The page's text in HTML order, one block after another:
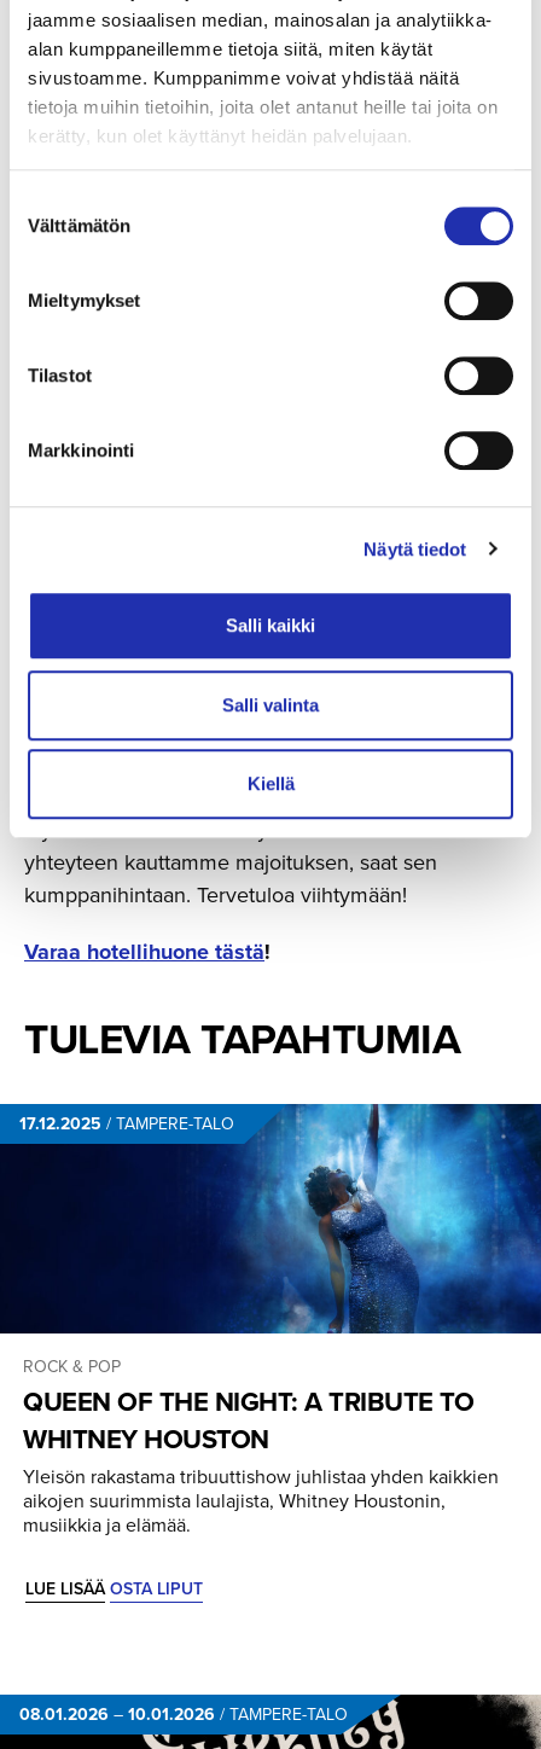
jaamme sosiaalisen median, mainosalan ja analytiikka-
alan kumppaneillemme tietoja siitä, miten käytät
sivustoamme. Kumppanimme voivat yhdistää näitä
tietoja muihin tietoihin, joita olet antanut heille tai joita on
kerätty, kun olet käyttänyt heidän palvelujaan.
valinta
Välttämätön
Mieltymykset
Tilastot
Markkinointi
Näytä tiedot
Salli kaikki
Salli valinta
Kiellä
(väh. 10 hlöä)
ryhmamyynti@tampere-talo.fi
tai puh. 03 243 4501 (ma–pe klo 10–16)
Täydennä elämyksesi
majoittu­malla saman katon
Tampere-talon yhteydessä oleva
-hotelli mahdollistaa
täydellisen konserttielämyksen. Kun varaat vierailusi
yhteyteen kauttamme majoituksen, saat sen
kumppanihintaan. Tervetuloa viihtymään!
Varaa hotellihuone tästä!
TULEVIA TAPAHTUMIA
17.12.2025 /TAMPERE-TALO
ROCK & POP
QUEEN OF THE NIGHT: A TRIBUTE TO
WHITNEY HOUSTON
Yleisön rakastama tribuuttishow juhlistaa yhden kaikkien
aikojen suurimmista laulajista, Whitney Houstonin,
musiikkia ja elämää.
LUE LISÄÄOSTA LIPUT
08.01.2026 –10.01.2026 /TAMPERE-TALO